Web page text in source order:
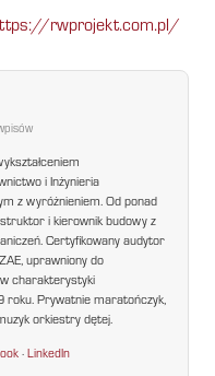
rwprojekt.com.pl/
i Inżynieria
z wyróżnieniem. Od ponad
i kierownik budowy z
Certyfikowany audytor
uprawniony do
charakterystyki
roku. Prywatnie maratończyk,
orkiestry dętej.
·LinkedIn